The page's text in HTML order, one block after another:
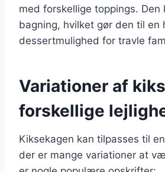
med forskellige toppings. Den
bagning, hvilket gør den til en
dessertmulighed for travle
Variationer af
forskellige
Kiksekagen kan tilpasses til
der er mange variationer at